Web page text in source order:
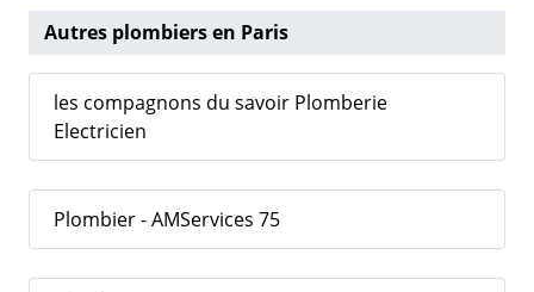
Autres plombiers en Paris
les compagnons du savoir Plomberie
Electricien
Plombier - AMServices 75